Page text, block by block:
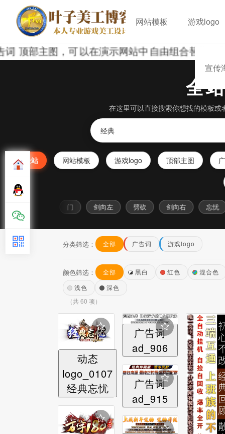
网站模板 游戏logo
宣传
主图，可以在演示网站中自由组合替换，预
全
在这里可以直接搜索你想找的模板
全站 网站模板 游戏logo 顶部主图
剑向左 劈砍 剑向右 忘忧
分类筛选： 全部 广告词 游戏logo
颜色筛选： 全部 黑白 红色
混合色
浅色
深色
（共 60 项）
动态
logo_0107
经典忘忧
广告词
ad_906
广告词
ad_915